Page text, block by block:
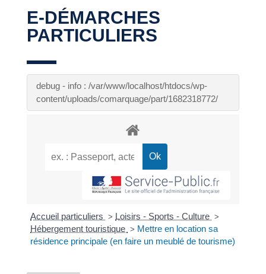
E-DÉMARCHES
PARTICULIERS
debug - info : /var/www/localhost/htdocs/wp-
content/uploads/comarquage/part/1682318772/
Accueil particuliers > Loisirs - Sports - Culture >
Hébergement touristique > Mettre en location sa
résidence principale (en faire un meublé de tourisme)